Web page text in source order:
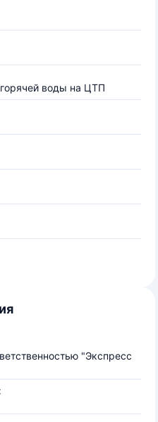
воды на ЦТП
"Экспресс